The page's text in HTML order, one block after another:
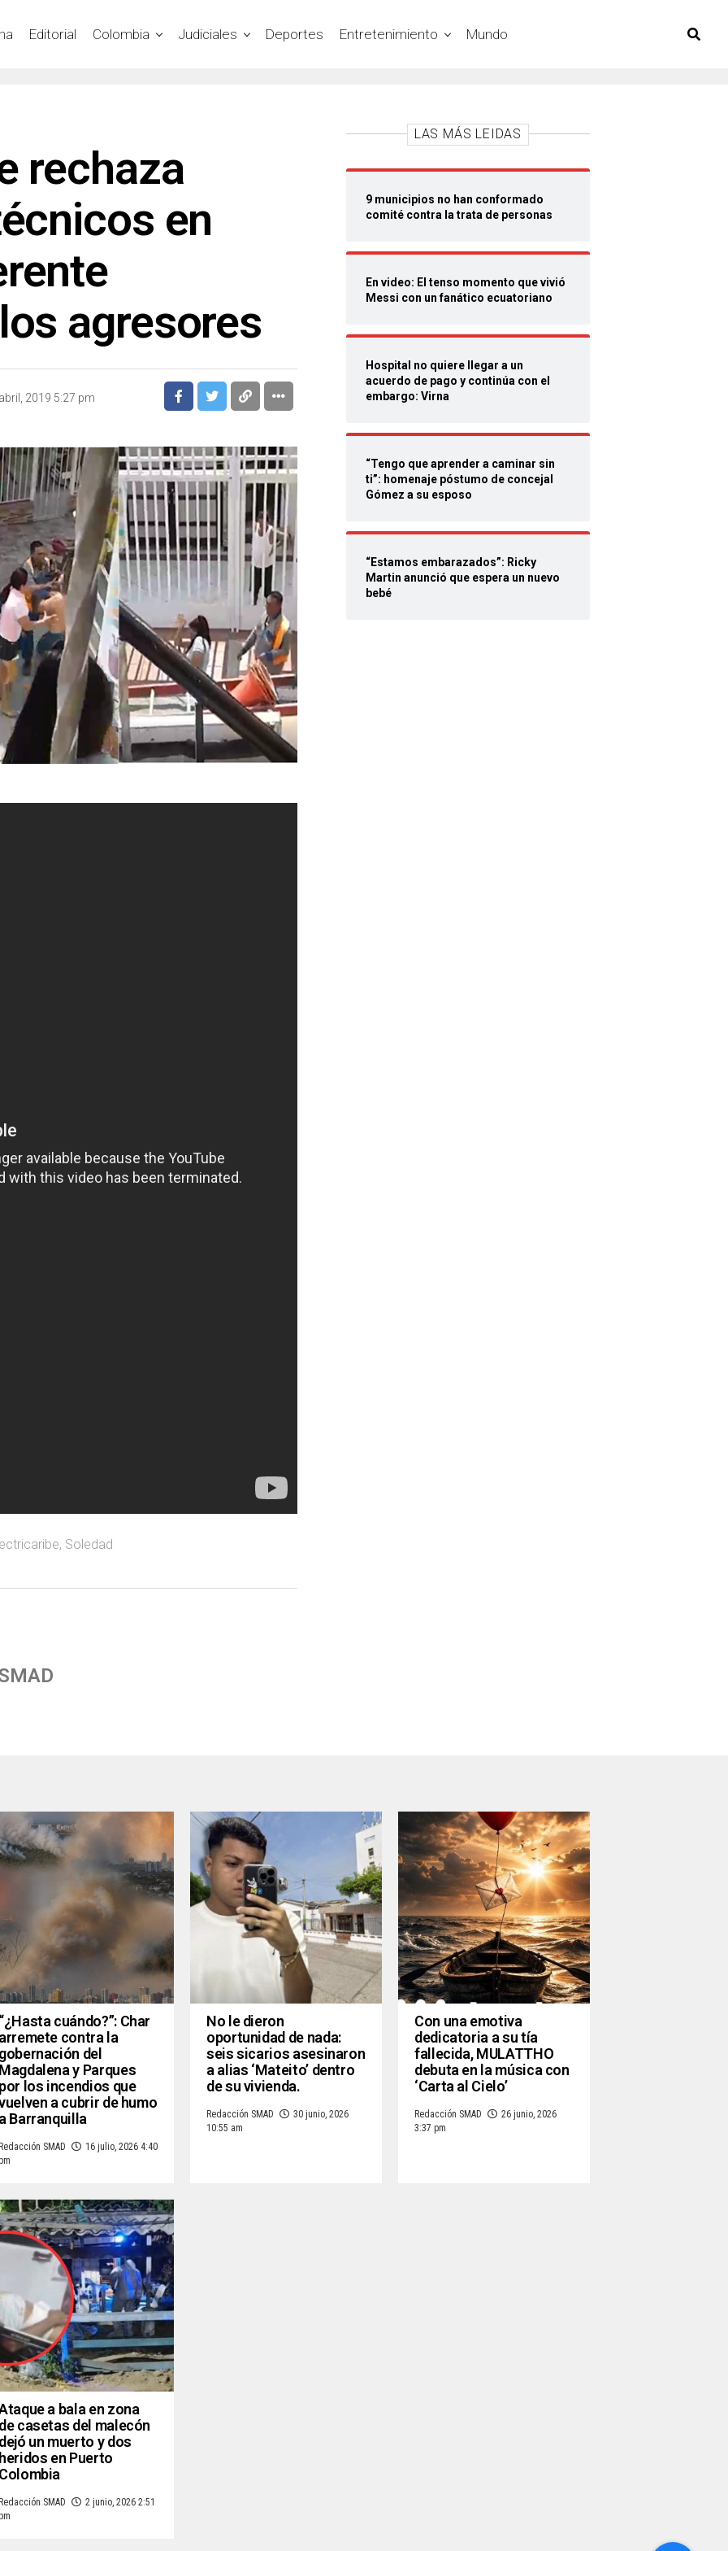
Editorial Colombia Judiciales Deportes Entretenimiento Mundo
rechaza
en
agresores
2019 5:27 pm
investigación de los hechos y
pertinentes para garantizar la
quienes cumplen con una labor
, Soledad
LAS MÁS LEIDAS
9 municipios no han conformado
comité contra la trata de personas
En video: El tenso momento que vivió
Messi con un fanático ecuatoriano
Hospital no quiere llegar a un
acuerdo de pago y continúa con el
embargo: Virna
“Tengo que aprender a caminar sin
ti”: homenaje póstumo de concejal
Gómez a su esposo
“Estamos embarazados”: Ricky
Martin anunció que espera un nuevo
bebé
“¿Hasta cuándo?”: Char
arremete contra la
gobernación del
Magdalena y Parques
por los incendios que
a cubrir de humo
a Barranquilla
Redacción SMAD
16 julio, 2026 4:40
pm
No le dieron
oportunidad de nada:
seis sicarios asesinaron
a alias ‘Mateito’ dentro
de su vivienda.
Redacción SMAD
30 junio, 2026
10:55 am
Con una emotiva
dedicatoria a su tía
fallecida, MULATTHO
debuta en la música con
‘Carta al Cielo’
Redacción SMAD
26 junio, 2026
3:37 pm
a bala en zona
de casetas del malecón
dejó un muerto y dos
heridos en Puerto
Colombia
Redacción SMAD
2 junio, 2026 2:51
pm